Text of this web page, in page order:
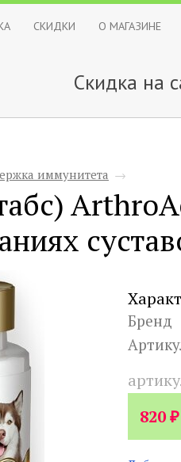
СКИДКИ О МАГАЗИНЕ
Скидка на
иммунитета →
Бренд
820₽